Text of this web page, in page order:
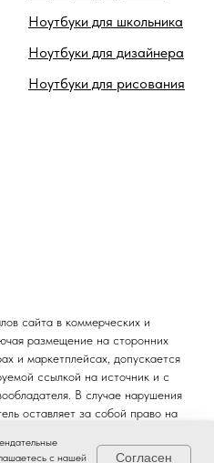
Ноутбуки для школьника
Ноутбуки для дизайнера
Ноутбуки для рисования
сайта в коммерческих и
размещение на сторонних
и маркетплейсах, допускается
ссылкой на источник и с
В случае нарушения
оставляет за собой право на
1301 Гражданского кодекса
с нашей
Согласен